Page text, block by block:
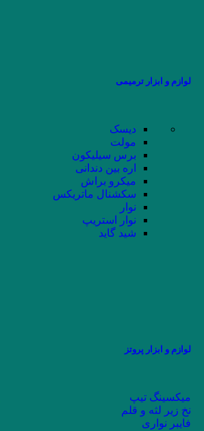
لوازم و ابزار ترمیمی
دیسک
مولت
برس سیلیکون
اره بین دندانی
میکرو براش
سکشنال ماتریکس
نوار
نوار استریپ
شید گاید
لوازم و ابزار پروتز
میکسینگ تیپ
نخ زیر لثه و قلم
فایبر نواری